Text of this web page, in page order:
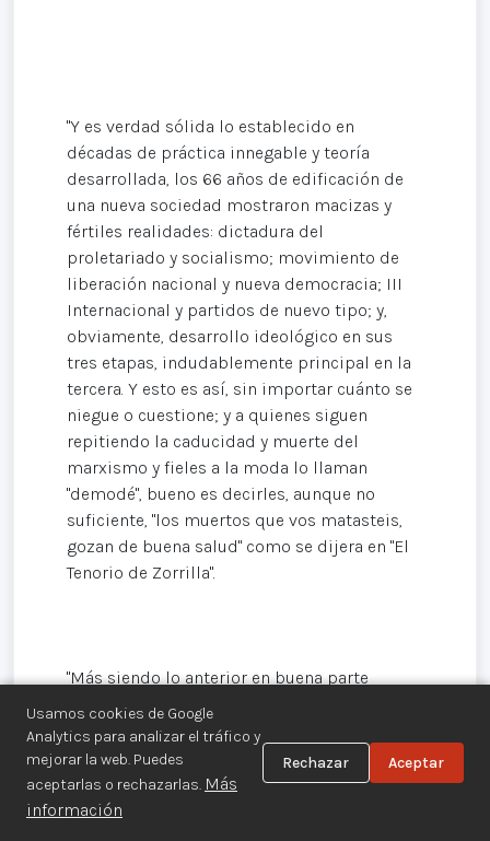
Usamos cookies de Google
Analytics para analizar el tráfico y
mejorar la web. Puedes
aceptarlas o rechazarlas. Más
información
Rechazar Aceptar
"Y es verdad sólida lo establecido en
décadas de práctica innegable y teoría
desarrollada, los 66 años de edificación de
una nueva sociedad mostraron macizas y
fértiles realidades: dictadura del
proletariado y socialismo; movimiento de
liberación nacional y nueva democracia; III
Internacional y partidos de nuevo tipo; y,
obviamente, desarrollo ideológico en sus
tres etapas, indudablemente principal en la
tercera. Y esto es así, sin importar cuánto se
niegue o cuestione; y a quienes siguen
repitiendo la caducidad y muerte del
marxismo y fieles a la moda lo llaman
"demodé", bueno es decirles, aunque no
suficiente, "los muertos que vos matasteis,
gozan de buena salud" como se dijera en "El
Tenorio de Zorrilla".
"Más siendo lo anterior en buena parte
reafirmación en lo sabido, valdría añadir dos
cuestiones dignas de reflexión. Uno, a
comienzos del siglo, e independientemente
de lo enseñado por los clásicos, se pensó
que bastaba con tomar el Poder pero